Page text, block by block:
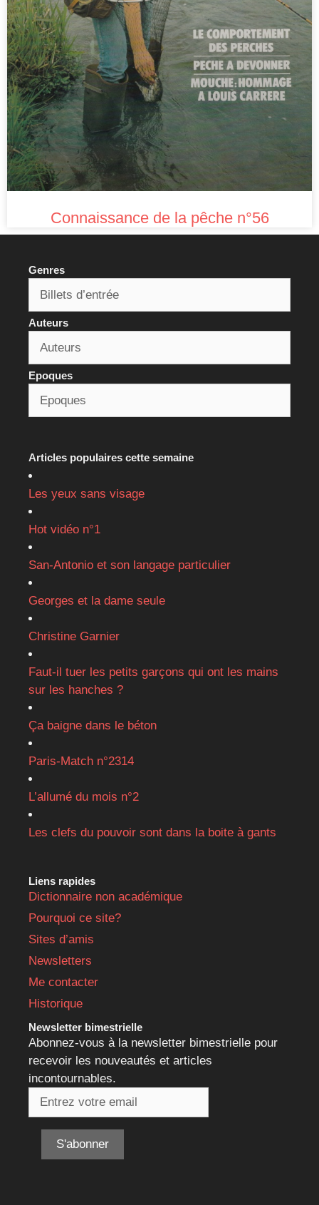
Connaissance de la pêche n°56
Genres
Auteurs
Epoques
Articles populaires cette semaine
Les yeux sans visage
Hot vidéo n°1
San-Antonio et son langage particulier
Georges et la dame seule
Christine Garnier
Faut-il tuer les petits garçons qui ont les mains
sur les hanches ?
Ça baigne dans le béton
Paris-Match n°2314
L’allumé du mois n°2
Les clefs du pouvoir sont dans la boite à gants
Liens rapides
Dictionnaire non académique
Pourquoi ce site?
Sites d’amis
Newsletters
Me contacter
Historique
Newsletter bimestrielle
Abonnez-vous à la newsletter bimestrielle pour
recevoir les nouveautés et articles
incontournables.